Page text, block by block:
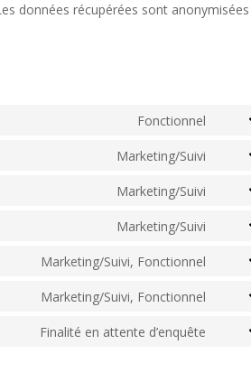
données récupérées sont anonymisées
Fonctionnel
Marketing/Suivi
Marketing/Suivi
Marketing/Suivi
Marketing/Suivi, Fonctionnel
Marketing/Suivi, Fonctionnel
Finalité en attente d’enquête